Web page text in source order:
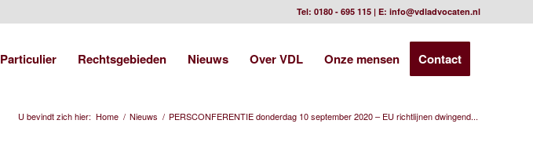
Tel: 0180 - 695 115 | E: info@vdladvocaten.nl
Particulier Rechtsgebieden Nieuws Over VDL Onze mensen Contact
U bevindt zich hier: Home / Nieuws / PERSCONFERENTIE donderdag 10 september 2020 – EU richtlijnen dwingend...